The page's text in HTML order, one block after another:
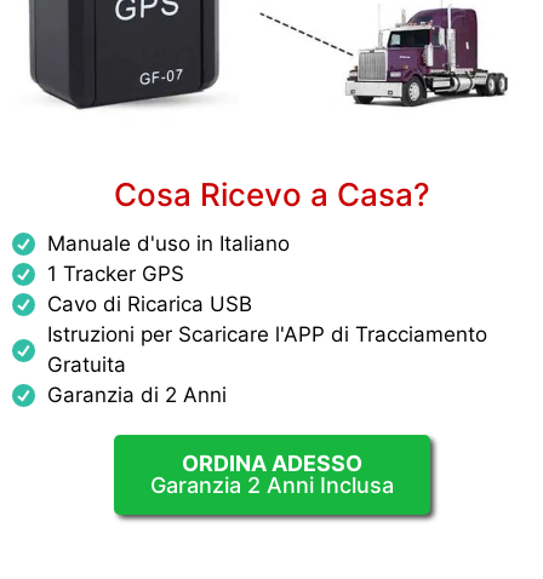
Cosa Ricevo a Casa?
Manuale d'uso in Italiano
1 Tracker GPS
Cavo di Ricarica USB
Istruzioni per Scaricare l'APP di Tracciamento
Gratuita
Garanzia di 2 Anni
ORDINA ADESSO
Garanzia 2 Anni Inclusa